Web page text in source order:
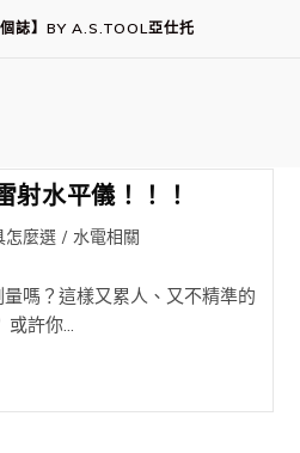
個誌】BY A.S.TOOL亞仕托
射水平儀！！！
怎麼選 / 水電相關
嗎？這樣又累人、又不精準的
或許你...